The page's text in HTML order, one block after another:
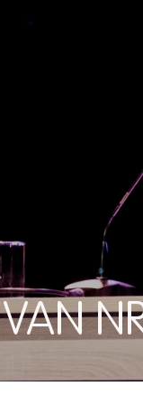
NRC